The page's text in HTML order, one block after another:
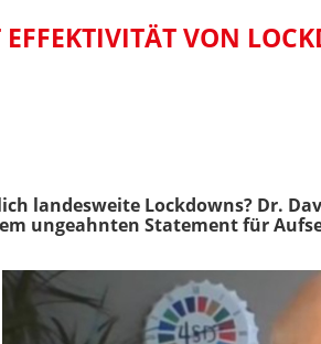
VON
landesweite Lockdowns? Dr.
ungeahnten Statement für